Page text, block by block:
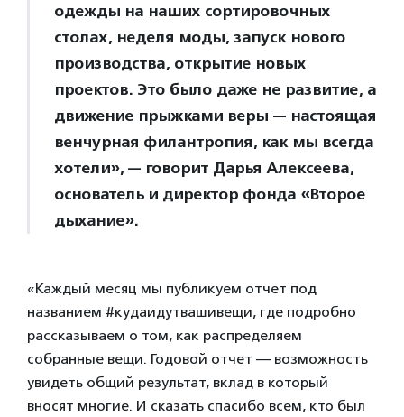
одежды на наших сортировочных
столах, неделя моды, запуск нового
производства, открытие новых
проектов. Это было даже не развитие, а
движение прыжками веры — настоящая
венчурная филантропия, как мы всегда
хотели», — говорит Дарья Алексеева,
основатель и директор фонда «Второе
дыхание».
«Каждый месяц мы публикуем отчет под
названием #кудаидутвашивещи, где подробно
рассказываем о том, как распределяем
собранные вещи. Годовой отчет — возможность
увидеть общий результат, вклад в который
вносят многие. И сказать спасибо всем, кто был